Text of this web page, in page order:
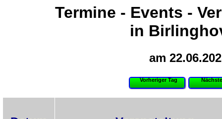
Termine - Events -
in
am
Vorheriger Tag